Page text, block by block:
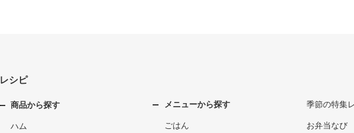
レシピ
商品から探す
ハム
メニューから探す
ごはん
季節の特集
お弁当なび